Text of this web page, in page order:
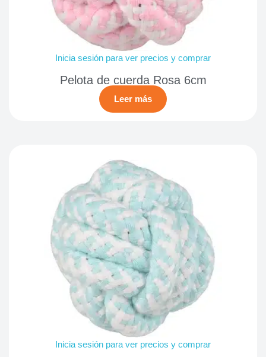
Inicia sesión para ver precios y comprar
Pelota de cuerda Rosa 6cm
Leer más
Inicia sesión para ver precios y comprar